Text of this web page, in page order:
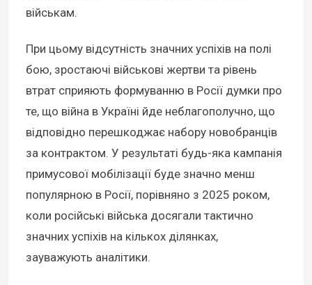
військам.
При цьому відсутність значних успіхів на полі
бою, зростаючі військові жертви та рівень
втрат сприяють формуванню в Росії думки про
те, що війна в Україні йде неблагополучно, що
відповідно перешкоджає набору новобранців
за контрактом. У результаті будь-яка кампанія
примусової мобілізації буде значно менш
популярною в Росії, порівняно з 2025 роком,
коли російські війська досягали тактично
значних успіхів на кількох ділянках,
зауважують аналітики.